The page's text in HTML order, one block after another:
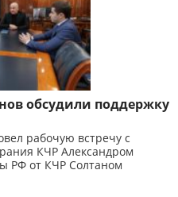
обсудили поддержку
рабочую встречу с
КЧР Александром
РФ от КЧР Солтаном